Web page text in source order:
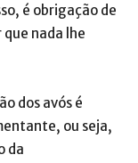
é obrigação de
nada lhe
dos avós é
ou seja,
da